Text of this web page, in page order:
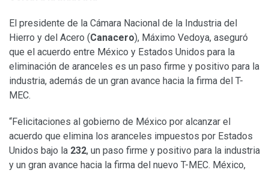
El presidente de la Cámara Nacional de la Industria del
Hierro y del Acero (Canacero), Máximo Vedoya, aseguró
que el acuerdo entre México y Estados Unidos para la
eliminación de aranceles es un paso firme y positivo para la
industria, además de un gran avance hacia la firma del T-
MEC.
“Felicitaciones al gobierno de México por alcanzar el
acuerdo que elimina los aranceles impuestos por Estados
Unidos bajo la 232, un paso firme y positivo para la industria
y un gran avance hacia la firma del nuevo T-MEC. México,